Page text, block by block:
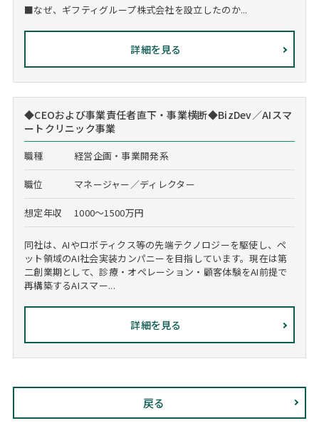
■なぜ、ギフティグループ株式会社を設立したのか...
詳細を見る
◆CEOおよび事業責任者直下・事業横断◆BizDev／AIスマ
ートクリニック事業
職種 経営企画・事業開発系
職位 マネージャー／ディレクター
想定年収 1000～1500万円
同社は、AIやロボティクス等の先端テクノロジーを駆使し、ペ
ット領域のAI社会実装カンパニーを目指しています。現在は第
二創業期として、診療・オペレーション・顧客体験をAI前提で
再構築するAIスマー...
詳細を見る
戻る